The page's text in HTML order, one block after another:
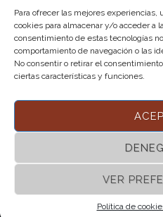
Para ofrecer las mejores experiencias,
cookies para almacenar y/o acceder a
consentimiento de estas tecnologías
comportamiento de navegación o las
No consentir o retirar el
ciertas características y funciones.
VER
Política de
ventajas de poder comprar a
numerosas. Perder el miedo a
Leer más
AVISO LEGAL |